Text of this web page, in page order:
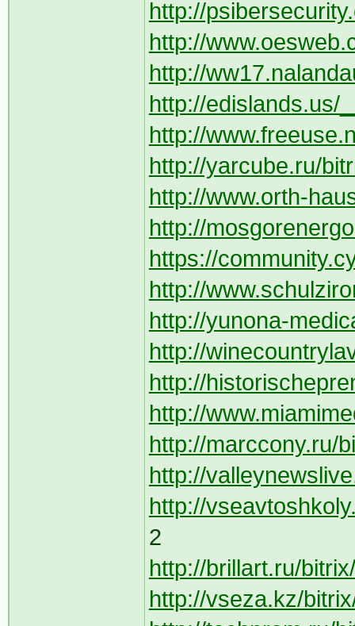
http://
http://
http://
http://edislands.us/
http://
http://yarcube.ru/
http://www.orth-
http://
https://
http://
http://yunona-
http://
http://
http://
http://marccony.ru/
http://
http://
2
http://brillart.ru/
http://vseza.kz/